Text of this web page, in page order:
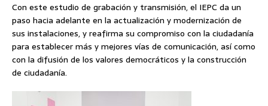
Con este estudio de grabación y transmisión, el IEPC da un
paso hacia adelante en la actualización y modernización de
sus instalaciones, y reafirma su compromiso con la ciudadanía
para establecer más y mejores vías de comunicación, así como
con la difusión de los valores democráticos y la construcción
de ciudadanía.